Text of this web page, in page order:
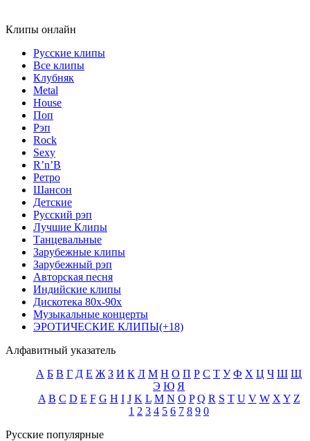
Клипы онлайн
Русские клипы
Все клипы
Клубняк
Metal
House
Поп
Рэп
Rock
Sexy
R’n’B
Ретро
Шансон
Детские
Русский рэп
Лучшие Клипы
Танцевальные
Зарубежные клипы
Зарубежный рэп
Авторская песня
Индийские клипы
Дискотека 80х-90х
Музыкальные концерты
ЭРОТИЧЕСКИЕ КЛИПЫ(+18)
Алфавитный указатель
А Б В Г Д Е Ж З И К Л М Н О П Р С Т У Ф Х Ц Ч Ш Щ
Э Ю Я
A B C D E F G H I J K L M N O P Q R S T U V W X Y Z
1 2 3 4 5 6 7 8 9 0
Русские популярные